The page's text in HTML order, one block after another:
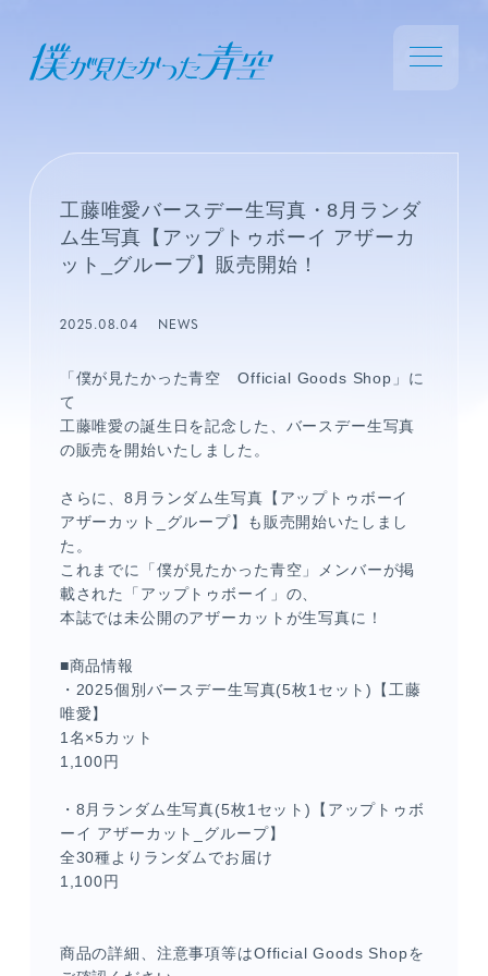
工藤唯愛バースデー生写真・8月ランダ
ム生写真【アップトゥボーイ アザーカ
ット_グループ】販売開始！
2025.08.04 NEWS
「僕が見たかった青空 Official Goods Shop」に
て
工藤唯愛の誕生日を記念した、バースデー生写真
の販売を開始いたしました。
さらに、8月ランダム生写真【アップトゥボーイ
アザーカット_グループ】も販売開始いたしまし
た。
これまでに「僕が見たかった青空」メンバーが掲
載された「アップトゥボーイ」の、
本誌では未公開のアザーカットが生写真に！
■商品情報
・2025個別バースデー生写真(5枚1セット)【工藤
唯愛】
1名×5カット
1,100円
・8月ランダム生写真(5枚1セット)【アップトゥボ
ーイ アザーカット_グループ】
全30種よりランダムでお届け
1,100円
商品の詳細、注意事項等はOfficial Goods Shopを